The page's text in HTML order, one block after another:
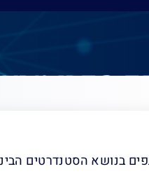
מקרן
זהבית כהן על קבלת מענק מקרן טראמפ עבור כנס אקדמי ל־ 200